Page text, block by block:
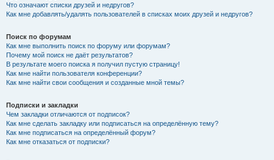
Что означают списки друзей и недругов?
Как мне добавлять/удалять пользователей в списках моих друзей и недругов?
Поиск по форумам
Как мне выполнить поиск по форуму или форумам?
Почему мой поиск не даёт результатов?
В результате моего поиска я получил пустую страницу!
Как мне найти пользователя конференции?
Как мне найти свои сообщения и созданные мной темы?
Подписки и закладки
Чем закладки отличаются от подписок?
Как мне сделать закладку или подписаться на определённую тему?
Как мне подписаться на определённый форум?
Как мне отказаться от подписки?